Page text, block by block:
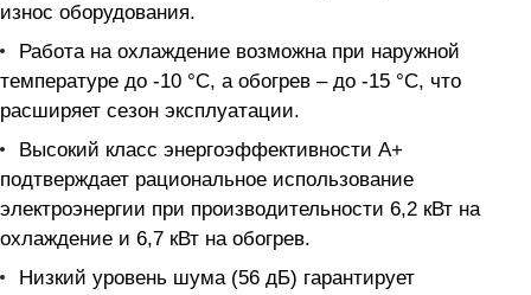
износ оборудования.
Работа на охлаждение возможна при наружной
температуре до -10 °C, а обогрев – до -15 °C, что
расширяет сезон эксплуатации.
Высокий класс энергоэффективности A+
подтверждает рациональное использование
электроэнергии при производительности 6,2 кВт на
охлаждение и 6,7 кВт на обогрев.
Низкий уровень шума (56 дБ) гарантирует